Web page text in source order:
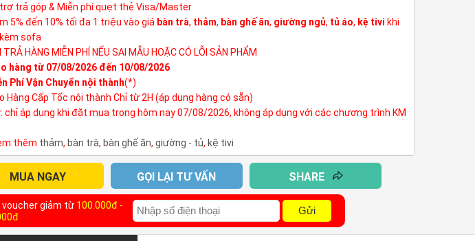
trả góp & Miễn phí quẹt thẻ Visa/Master
5% đến 10% tối đa 1 triệu vào giá bàn trà, thảm, bàn ghế ăn, giường ngủ, tủ áo, kệ tivi khi
sofa
HÀNG MIỄN PHÍ NẾU SAI MẪU HOẶC CÓ LỖI SẢN PHẨM
hàng từ 07/08/2026 đến 10/08/2026
Phí Vận Chuyển nội thành(*)
Hàng Cấp Tốc nội thành Chỉ từ 2H (áp dụng hàng có sẵn)
chỉ áp dụng khi đặt mua trong hôm nay 07/08/2026, không áp dụng với các chương trình KM
thêm thảm, bàn trà, bàn ghế ăn, giường - tủ, kệ tivi
MUA NGAY GỌI LẠI TƯ VẤN SHARE
voucher giảm từ 100.000đ -
Gửi